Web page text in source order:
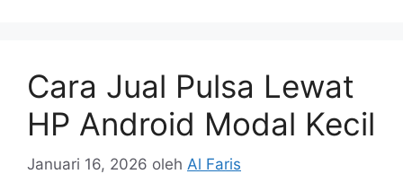
Cara Jual Pulsa Lewat
HP Android Modal Kecil
Januari 16, 2026 oleh Al Faris